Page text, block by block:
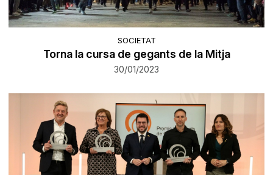
SOCIETAT
Torna la cursa de gegants de la Mitja
30/01/2023